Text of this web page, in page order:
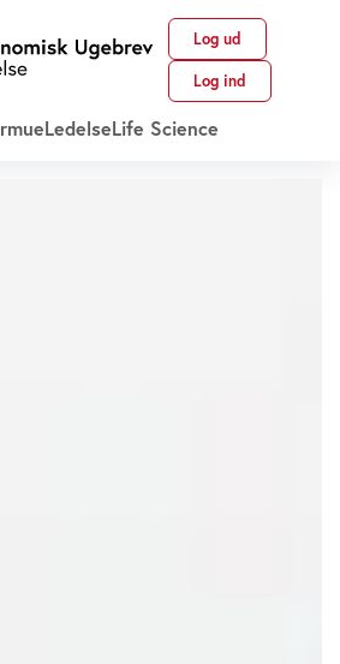
Log ud
Log ind
LedelseLife Science